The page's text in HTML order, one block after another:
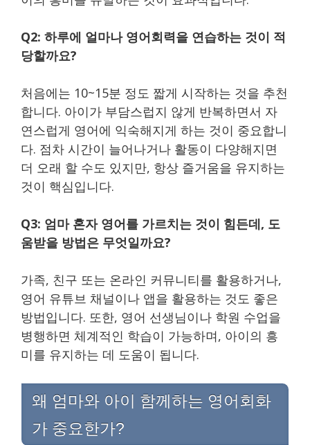
Q2: 하루에 얼마나 영어회력을 연습하는 것이 적
당할까요?
처음에는 10~15분 정도 짧게 시작하는 것을 추천
합니다. 아이가 부담스럽지 않게 반복하면서 자
연스럽게 영어에 익숙해지게 하는 것이 중요합니
다. 점차 시간이 늘어나거나 활동이 다양해지면
더 오래 할 수도 있지만, 항상 즐거움을 유지하는
것이 핵심입니다.
Q3: 엄마 혼자 영어를 가르치는 것이 힘든데, 도
움받을 방법은 무엇일까요?
가족, 친구 또는 온라인 커뮤니티를 활용하거나,
영어 유튜브 채널이나 앱을 활용하는 것도 좋은
방법입니다. 또한, 영어 선생님이나 학원 수업을
병행하면 체계적인 학습이 가능하며, 아이의 흥
미를 유지하는 데 도움이 됩니다.
왜 엄마와 아이 함께하는 영어회화
가 중요한가?